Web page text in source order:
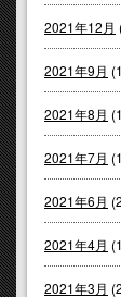
2021年12月
2021年9月
2021年8月
2021年7月
2021年6月
2021年4月
2021年3月